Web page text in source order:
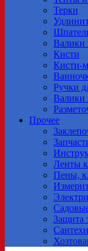
Терки
Валики
Кисти
Кисти-
Ручки
Валики
Прочее
Ленты
Пены,
Защита